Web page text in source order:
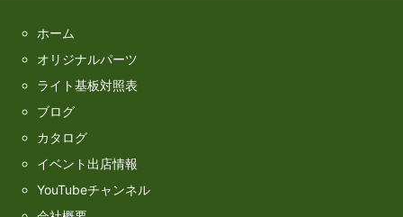
ホーム
オリジナルパーツ
ライト基板対照表
ブログ
カタログ
イベント出店情報
YouTubeチャンネル